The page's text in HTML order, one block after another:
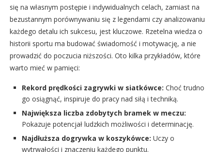
się na własnym postępie i indywidualnych celach, zamiast na
bezustannym porównywaniu się z legendami czy analizowaniu
każdego detalu ich sukcesu, jest kluczowe. Rzetelna wiedza o
historii sportu ma budować świadomość i motywację, a nie
prowadzić do poczucia niższości. Oto kilka przykładów, które
warto mieć w pamięci:
Rekord prędkości zagrywki w siatkówce: Choć trudno
go osiągnąć, inspiruje do pracy nad siłą i techniką.
Największa liczba zdobytych bramek w meczu:
Pokazuje potencjał ludzkich możliwości i determinację.
Najdłuższa dogrywka w koszykówce: Uczy o
wytrwałości i znaczeniu każdego punktu.